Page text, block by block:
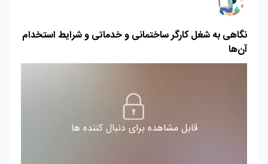
نگاهی به شغل کارگر ساختمانی و خدماتی و شرایط استخدام
آن‌ها
قابل مشاهده برای دنبال کننده ها